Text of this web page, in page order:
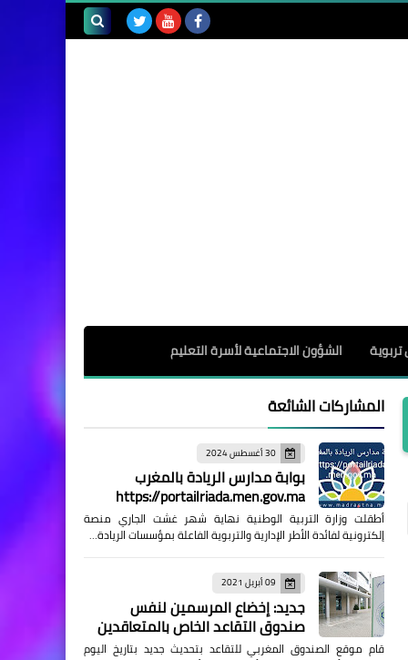
تربوية الشؤون الاجتماعية لأسرة التعليم
المشاركات الشائعة
30 أغسطس 2024
بوابة مدارس الريادة بالمغرب
https://portailriada.men.gov.ma
أطقلت وزارة التربية الوطنية نهاية شهر غشت الجاري منصة
إلكترونية لفائدة الأطر الإدارية والتربوية الفاعلة بمؤسسات الريادة…
09 أبريل 2021
جديد: إخضاع المرسمين لنفس
صندوق التقاعد الخاص بالمتعاقدين
قام موقع الصندوق المغربي للتقاعد بتحديث جديد بتاريخ اليوم